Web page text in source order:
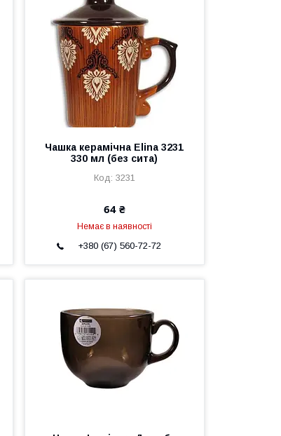
Чашка керамічна Elina 3231
330 мл (без сита)
3231
64 ₴
Немає в наявності
+380 (67) 560-72-72